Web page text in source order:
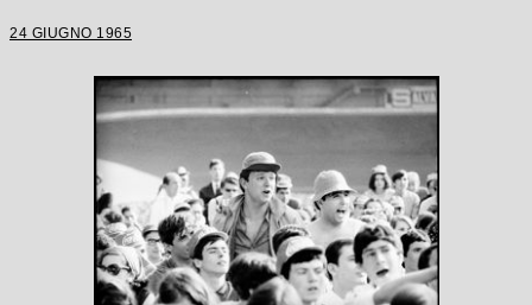
24 GIUGNO 1965